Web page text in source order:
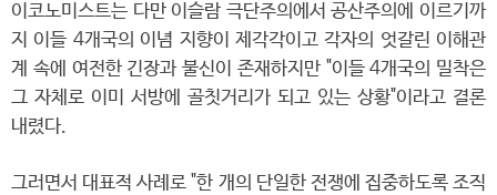
이코노미스트는 다만 이슬람 극단주의에서 공산주의에 이르기까
지 이들 4개국의 이념 지향이 제각각이고 각자의 엇갈린 이해관
계 속에 여전한 긴장과 불신이 존재하지만 "이들 4개국의 밀착은
그 자체로 이미 서방에 골칫거리가 되고 있는 상황"이라고 결론
내렸다.
그러면서 대표적 사례로 "한 개의 단일한 전쟁에 집중하도록 조직